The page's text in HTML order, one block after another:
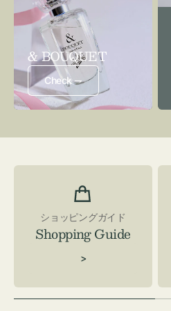
& BOUQUET
Check ⇁
ショッピングガイド
Shopping Guide
>